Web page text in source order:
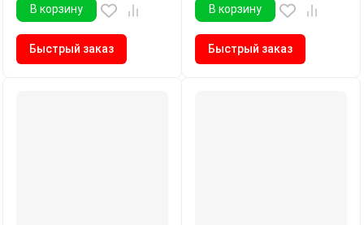
В корзину
Быстрый заказ
В корзину
Быстрый заказ